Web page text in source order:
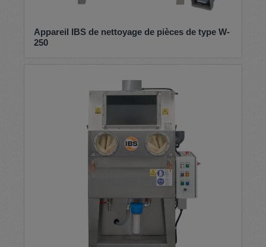
Appareil IBS de nettoyage de pièces de type W-
250